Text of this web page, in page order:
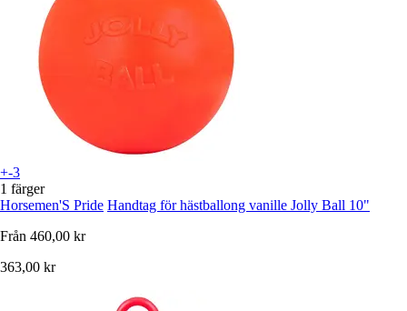
+-3
1 färger
Horsemen'S Pride Handtag för hästballong vanille Jolly Ball 10"
Från 460,00 kr
363,00 kr